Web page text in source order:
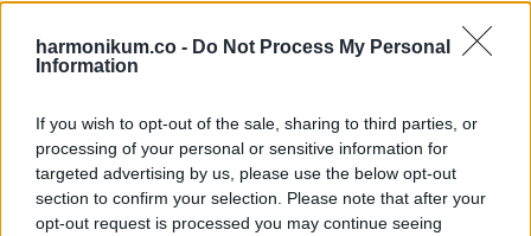
harmonikum.co - Do Not Process My Personal
Information
If you wish to opt-out of the sale, sharing to third parties, or
processing of your personal or sensitive information for
targeted advertising by us, please use the below opt-out
section to confirm your selection. Please note that after your
opt-out request is processed you may continue seeing